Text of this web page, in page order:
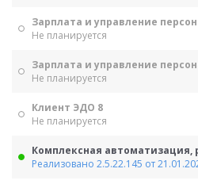
Зарплата и управление
Не планируется
Зарплата и управление
Не планируется
Клиент ЭДО 8
Не планируется
Комплексная автоматизация,
Реализовано 2.5.22.145 от